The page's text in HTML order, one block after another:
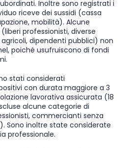
Inoltre sono registrati i
riceve dei sussidi (cassa
mobilità). Alcune
professionisti, diverse
dipendenti pubblici) non
poiché usufruiscono di fondi
stati considerati
con durata maggiore a 3
lavorativa assicurata (18
alcune categorie di
commercianti senza
Sono inoltre state considerate
professionale.